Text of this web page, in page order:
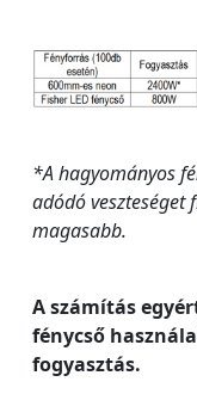
*A hagyományos
adódó veszteséget
magasabb.
A számítás
fénycső
fogyasztás.